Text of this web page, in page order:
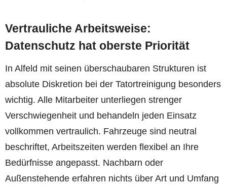
Vertrauliche Arbeitsweise:
Datenschutz hat oberste Priorität
In Alfeld mit seinen überschaubaren Strukturen ist
absolute Diskretion bei der Tatortreinigung besonders
wichtig. Alle Mitarbeiter unterliegen strenger
Verschwiegenheit und behandeln jeden Einsatz
vollkommen vertraulich. Fahrzeuge sind neutral
beschriftet, Arbeitszeiten werden flexibel an Ihre
Bedürfnisse angepasst. Nachbarn oder
Außenstehende erfahren nichts über Art und Umfang